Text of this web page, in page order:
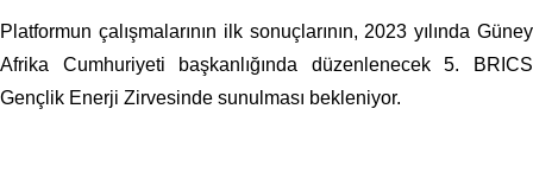
Platformun çalışmalarının ilk sonuçlarının, 2023 yılında Güney
Afrika Cumhuriyeti başkanlığında düzenlenecek 5. BRICS
Gençlik Enerji Zirvesinde sunulması bekleniyor.